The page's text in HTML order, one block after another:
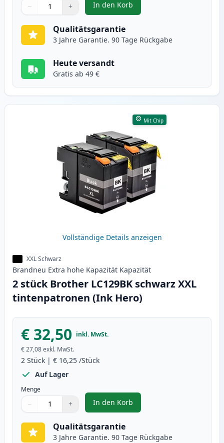
Verwenden Sie die Tasten, um anzupassen
− +
1
In den Korb
, 2 stück Brother LC125Y gelb
Qualitätsgarantie
3 Jahre Garantie. 90 Tage Rückgabe
Heute versandt
Gratis ab 49 €
Mit Chip
Vollständige Details anzeigen
XXL Schwarz
Brandneu Extra hohe Kapazität Kapazität
2 stück Brother LC129BK schwarz XXL
tintenpatronen (Ink Hero)
€ 32,50 inkl. MwSt.
€ 27,08exkl. MwSt.
2 Stück | € 16,25 /Stück
Auf Lager
Menge
Verwenden Sie die Tasten, um anzupassen
− +
1
In den Korb
, 2 stück Brother LC129BK
Qualitätsgarantie
3 Jahre Garantie. 90 Tage Rückgabe